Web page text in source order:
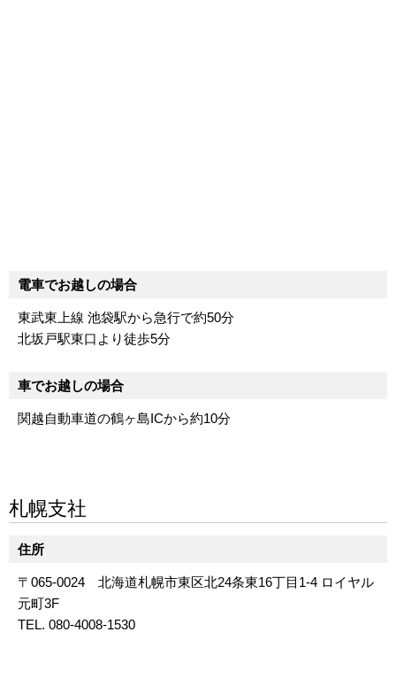
電車でお越しの場合
東武東上線 池袋駅から急行で約50分
北坂戸駅東口より徒歩5分
車でお越しの場合
関越自動車道の鶴ヶ島ICから約10分
札幌支社
住所
〒065-0024 北海道札幌市東区北24条東16丁目1-4 ロイヤル
元町3F
TEL. 080-4008-1530